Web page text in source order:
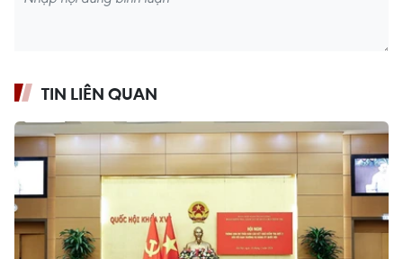
TIN LIÊN QUAN